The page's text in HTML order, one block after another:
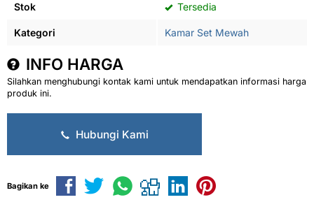
Stok Tersedia
Kategori Kamar Set Mewah
INFO HARGA
Silahkan menghubungi kontak kami untuk mendapatkan informasi harga
produk ini.
Hubungi Kami
Bagikan ke